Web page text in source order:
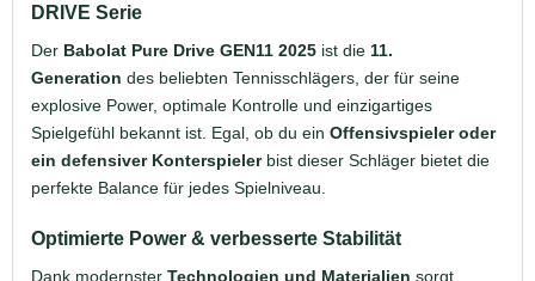
DRIVE Serie
Der Babolat Pure Drive GEN11 2025 ist die 11.
Generation des beliebten Tennisschlägers, der für seine
explosive Power, optimale Kontrolle und einzigartiges
Spielgefühl bekannt ist. Egal, ob du ein Offensivspieler oder
ein defensiver Konterspielerbist dieser Schläger bietet die
perfekte Balance für jedes Spielniveau.
Optimierte Power & verbesserte Stabilität
Dank modernster Technologien und Materialien sorgt